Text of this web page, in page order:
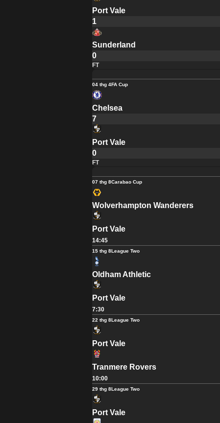
Port Vale
1
Sunderland
0
FT
04 thg 4FA Cup
Chelsea
7
Port Vale
0
FT
07 thg 8Carabao Cup
Wolverhampton Wanderers
Port Vale
14:45
15 thg 8League Two
Oldham Athletic
Port Vale
7:30
22 thg 8League Two
Port Vale
Tranmere Rovers
10:00
29 thg 8League Two
Port Vale